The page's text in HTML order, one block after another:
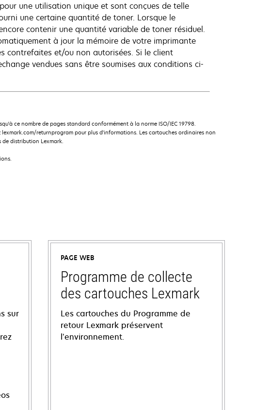
une utilisation unique et sont conçues de telle
une certaine quantité de toner. Lorsque le
contenir une quantité variable de toner résiduel.
à jour la mémoire de votre imprimante
contrefaites et/ou non autorisées. Si le client
vendues sans être soumises aux conditions ci-
ce nombre de pages standard conformément à la norme ISO/IEC 19798.
lexmark.com/returnprogram pour plus d'informations. Les cartouches ordinaires non
de distribution Lexmark.
sur
PAGE WEB
Programme de collecte
des cartouches Lexmark
Les cartouches du Programme de
retour Lexmark préservent
l’environnement.